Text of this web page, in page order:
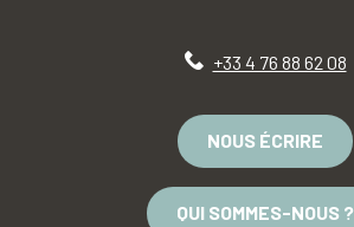
+33 4 76 88 62 08
NOUS ÉCRIRE
QUI SOMMES-NOUS ?